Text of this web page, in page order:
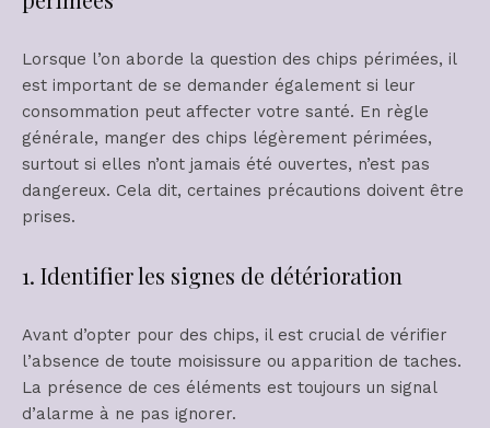
Lorsque l’on aborde la question des chips périmées, il
est important de se demander également si leur
consommation peut affecter votre santé. En règle
générale, manger des chips légèrement périmées,
surtout si elles n’ont jamais été ouvertes, n’est pas
dangereux. Cela dit, certaines précautions doivent être
prises.
1. Identifier les signes de détérioration
Avant d’opter pour des chips, il est crucial de vérifier
l’absence de toute moisissure ou apparition de taches.
La présence de ces éléments est toujours un signal
d’alarme à ne pas ignorer.